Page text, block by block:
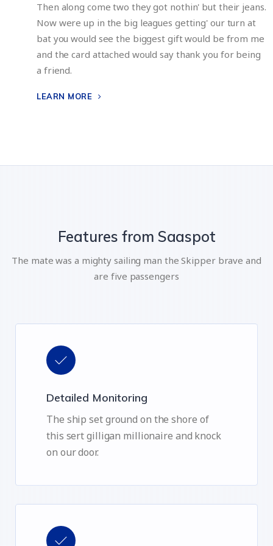
Then along come two they got nothin' but their jeans.
Now were up in the big leagues getting' our turn at
bat you would see the biggest gift would be from me
and the card attached would say thank you for being
a friend.
LEARN MORE
Features from Saaspot
The mate was a mighty sailing man the Skipper brave and
are five passengers
Detailed Monitoring
The ship set ground on the shore of
this sert gilligan millionaire and knock
on our door.